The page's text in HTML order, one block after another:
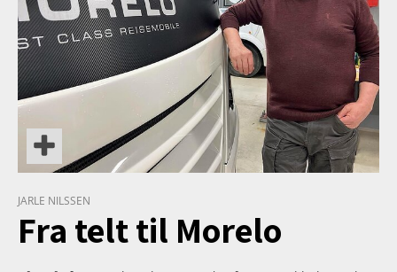
JARLE NILSSEN
Fra telt til Morelo